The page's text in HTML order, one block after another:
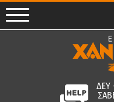
ΔΕΥ